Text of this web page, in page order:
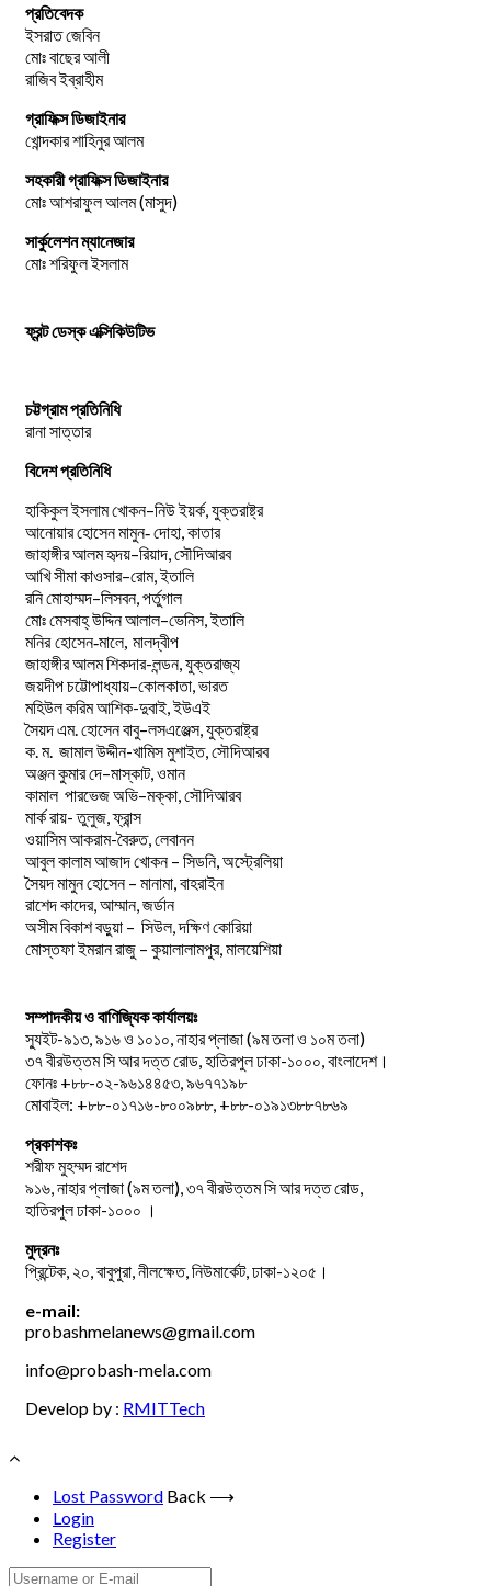
প্রতিবেদক
ইসরাত জেবিন
মোঃ বাছের আলী
রাজিব ইব্রাহীম
গ্রাফিক্স ডিজাইনার
খোন্দকার শাহিনুর আলম
সহকারী গ্রাফিক্স ডিজাইনার
মোঃ আশরাফুল আলম (মাসুদ)
সার্কুলেশন ম্যানেজার
মোঃ শরিফুল ইসলাম
ফ্রন্ট ডেস্ক এক্সিকিউটিভ
চট্টগ্রাম প্রতিনিধি
রানা সাত্তার
বিদেশ প্রতিনিধি
হাকিকুলইসলামখোকন–নিউইয়র্ক, যুক্তরাষ্ট্র
আনোয়ারহোসেনমামুন-দোহা কাতার
জাহাঙ্গীরআলমহৃদয়–রিয়াদ সৌদিআরব
আখিসীমাকাওসার–রোম,ইতালি
রনিমোহাম্মদ–লিসবন, পর্তুগাল
মোঃমেসবাহ্উদ্দিনআলাল–ভেনিস,ইতালি
মনির হোসেন-মালে, মালদ্বীপ
জাহাঙ্গীর আলম শিকদার-লন্ডন, যুক্তরাজ্য
জয়দীপচট্টোপাধ্যায়–কোলকাতা ভারত
মহিউল করিম আশিক-দুবাই, ইউএই
সৈয়দএম. হোসেনবাবু–লসএঞ্জেল্স, যুক্তরাষ্ট্র
ক ম. জামালউদ্দীন-খামিস মুশাইত, সৌদিআরব
অঞ্জনকুমারদে–মাস্কাট, ওমান
কামাল পারভেজঅভি–মক্কা সৌদিআরব
মার্ক রায়- তুলুজ, ফ্রান্স
ওয়াসিম আকরাম-বৈরুত, লেবানন
আবুল কালাম আজাদ খোকন – সিডনি, অস্ট্রেলিয়া
সৈয়দ মামুন হোসেন – মানামা, বাহরাইন
রাশেদ কাদের, আম্মান, জর্ডান
অসীম বিকাশ বড়ুয়া – সিউল, দক্ষিণ কোরিয়া
মোস্তফা ইমরান রাজু – কুয়ালালামপুর, মালয়েশিয়া
সম্পাদকীয় ও বাণিজ্যিক কার্যালয়ঃ
স্যুইট-৯১৩, ৯১৬ ও ১০১০, নাহার প্লাজা (৯ম তলা ও ১০ম তলা)
৩৭ বীরউত্তম সি আর দত্ত রোড, হাতিরপুল ঢাকা-১০০০, বাংলাদেশ।
ফোনঃ +৮৮-০২-৯৬১৪৪৫৩, ৯৬৭৭১৯৮
মোবাইল: +৮৮-০১৭১৬-৮০০৯৮৮, +৮৮-০১৯১৩৮৮৭৮৬৯
প্রকাশকঃ
শরীফ মুহম্মদ রাশেদ
৯১৬, নাহার প্লাজা (৯ম তলা), ৩৭ বীরউত্তম সি আর দত্ত রোড,
হাতিরপুল ঢাকা-১০০০ ।
মুদ্রনঃ
প্রিন্টেক, ২০, বাবুপুরা, নীলক্ষেত, নিউমার্কেট, ঢাকা-১২০৫।
e-mail:
probashmelanews@gmail.com
info@probash-mela.com
Develop by : RMITTech
Lost Password Back ⟶
Login
Register